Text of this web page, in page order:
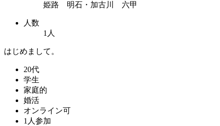
姫路 明石・加古川 六甲
人数
1人
はじめまして。
20代
学生
家庭的
婚活
オンライン可
1人参加